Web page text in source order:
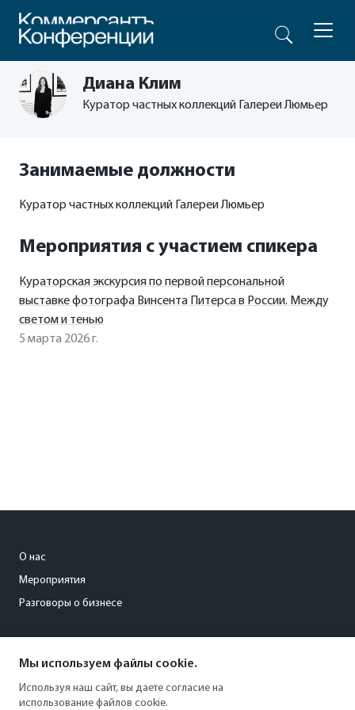
Диана Клим
Куратор частных коллекций Галереи Люмьер
Занимаемые должности
Куратор частных коллекций Галереи Люмьер
Мероприятия с участием спикера
Кураторская экскурсия по первой персональной
выставке фотографа Винсента Питерса в России. Между
светом и тенью
5 марта 2026 г.
О нас
Мероприятия
Разговоры о бизнесе
+7 (495) 797-69-70
Мы используем файлы cookie.
Используя наш сайт, вы даете согласие на
использование файлов cookie.